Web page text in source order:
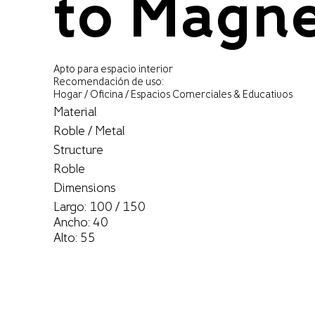
to
Apto para espacio interior
Recomendación de uso:
Hogar / Oficina / Espacios Comerciales & Educativos
Material
Roble / Metal
Structure
Roble
Dimensions
Largo: 100 / 150
Ancho: 40
Alto: 55